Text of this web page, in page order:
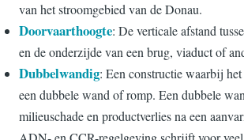
van het stroomgebied van de Donau.
Doorvaarthoogte: De verticale afstand
en de onderzijde van een brug, viaduct of
Dubbelwandig: Een constructie waarbij
een dubbele wand of romp. Een dubbele
milieuschade en productverlies na een